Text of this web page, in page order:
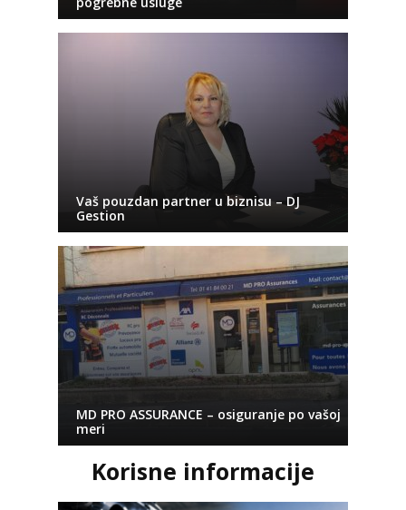
Vaš pouzdan partner u biznisu – DJ
Gestion
MD PRO ASSURANCE – osiguranje po vašoj
meri
Korisne informacije